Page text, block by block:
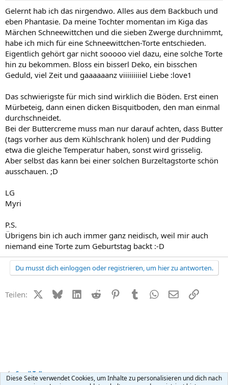
Gelernt hab ich das nirgendwo. Alles aus dem Backbuch und
eben Phantasie. Da meine Tochter momentan im Kiga das
Märchen Schneewittchen und die sieben Zwerge durchnimmt,
habe ich mich für eine Schneewittchen-Torte entschieden.
Eigentlich gehört gar nicht sooooo viel dazu, eine solche Torte
hin zu bekommen. Bloss ein bisserl Deko, ein bisschen
Geduld, viel Zeit und gaaaaaanz viiiiiiiiiel Liebe :love1
Das schwierigste für mich sind wirklich die Böden. Erst einen
Mürbeteig, dann einen dicken Bisquitboden, den man einmal
durchschneidet.
Bei der Buttercreme muss man nur darauf achten, dass Butter
(tags vorher aus dem Kühlschrank holen) und der Pudding
etwa die gleiche Temperatur haben, sonst wird grisselig.
Aber selbst das kann bei einer solchen Burzeltagstorte schön
ausschauen. ;D
LG
Myri
P.S.
Übrigens bin ich auch immer ganz neidisch, weil mir auch
niemand eine Torte zum Geburtstag backt :-D
Du musst dich einloggen oder registrieren, um hier zu antworten.
Teilen: X (Twitter)
BlueskyLinkedIn
Reddit PinterestTumblr WhatsApp
E-MailLink
Small Talk
Diese Seite verwendet Cookies, um Inhalte zu personalisieren und dich nach